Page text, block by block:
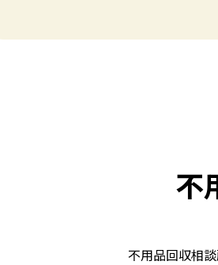
不
不用品回収相談